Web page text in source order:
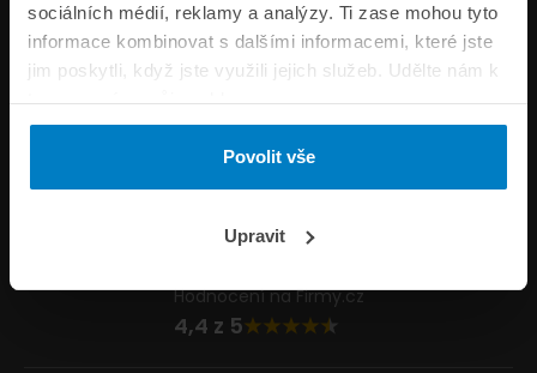
sociálních médií, reklamy a analýzy. Ti zase mohou tyto
informace kombinovat s dalšími informacemi, které jste
jim poskytli, když jste využili jejich služeb. Udělte nám k
tomu prosím svůj souhlas.
Povolit vše
Upravit
Informace
ePojisteni.cz
Formuláře
Napište nám
Hodnocení na Firmy.cz
4,4 z 5